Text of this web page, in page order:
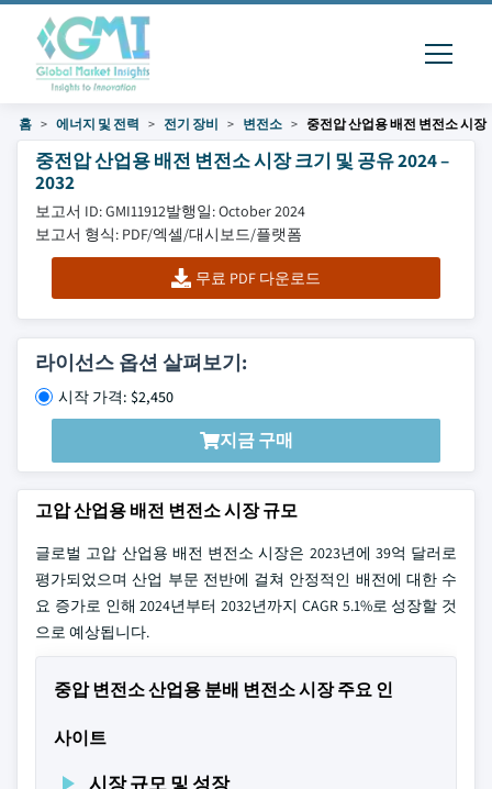
홈 에너지 및 전력 전기 장비 변전소 중전압 산업용 배전 변전소 시장
중전압 산업용 배전 변전소 시장 크기 및 공유 2024 –
2032
보고서 ID: GMI11912발행일: October 2024
보고서 형식: PDF/엑셀/대시보드/플랫폼
무료 PDF 다운로드
라이선스 옵션 살펴보기:
시작 가격: $2,450
지금 구매
고압 산업용 배전 변전소 시장 규모
글로벌 고압 산업용 배전 변전소 시장은 2023년에 39억 달러로
평가되었으며 산업 부문 전반에 걸쳐 안정적인 배전에 대한 수
요 증가로 인해 2024년부터 2032년까지 CAGR 5.1%로 성장할 것
으로 예상됩니다.
중압 변전소 산업용 분배 변전소 시장 주요 인
사이트
시장 규모 및 성장